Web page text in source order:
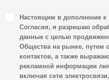
1. Настоящим я даю
своих персональных
фамилии, контактных
и адрес электронной
о впечатлениях,
к автомобилю(-ям) и
Настоящим в дополнение
Согласия, я разрешаю
данные с целью
Общества на рынке, путем
контактов, а также
рекламной информации
включая сети